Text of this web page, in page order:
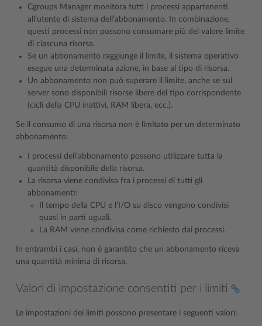
Cgroups Manager monitora tutti i processi appartenenti
all’utente di sistema dell’abbonamento. In combinazione,
questi processi non possono consumare più del valore limite
di ciascuna risorsa.
Se un abbonamento raggiunge il limite, il sistema operativo
esegue una determinata azione, in base al tipo di risorsa.
Un abbonamento non può superare il limite, anche se sul
server sono disponibili risorse libere del tipo corrispondente
(cicli della CPU inattivi, RAM libera, ecc.).
Se il consumo di una risorsa non è limitato per un determinato
abbonamento:
I processi dell’abbonamento possono utilizzare tutta la
quantità disponibile della risorsa.
La risorsa viene condivisa fra i processi di tutti gli
abbonamenti:
Il tempo della CPU e l’I/O su disco vengono condivisi
quasi in parti uguali.
La RAM viene condivisa come richiesto dai processi.
In entrambi i casi, non è garantito che un abbonamento riceva
una quantità minima di risorsa.
Valori di impostazione consentiti per i limiti
Le impostazioni dei limiti possono presentare i seguenti valori: